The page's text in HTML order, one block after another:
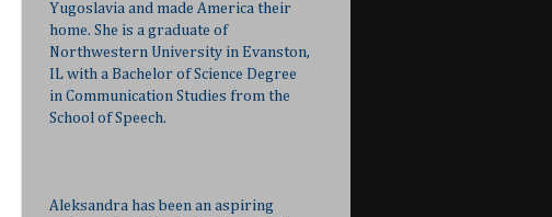
Yugoslavia and made America their
home. She is a graduate of
Northwestern University in Evanston,
IL with a Bachelor of Science Degree
in Communication Studies from the
School of Speech.
Aleksandra has been an aspiring